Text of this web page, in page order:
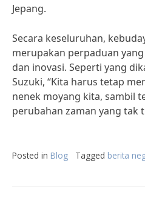
Jepang.
Secara keseluruhan,
merupakan perpaduan
dan inovasi. Seperti yang
Suzuki, “Kita harus tetap
nenek moyang kita, sambil
perubahan zaman yang tak
Posted in Blog Tagged berita